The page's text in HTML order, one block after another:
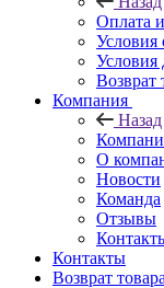
Оплата
Условия
Условия
Возврат
Компания
Назад
О
Новости
Команда
Отзывы
Контакты
Возврат товара